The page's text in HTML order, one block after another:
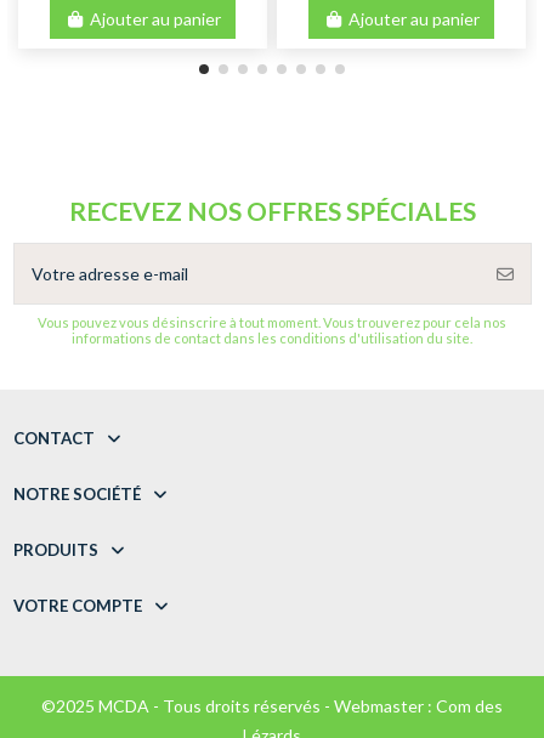
Ajouter au panier Ajouter au panier
RECEVEZ NOS OFFRES SPÉCIALES
Vous pouvez vous désinscrire à tout moment. Vous trouverez pour cela nos
informations de contact dans les conditions d'utilisation du site.
CONTACT
NOTRE SOCIÉTÉ
PRODUITS
VOTRE COMPTE
©2025 MCDA - Tous droits réservés - Webmaster : Com des